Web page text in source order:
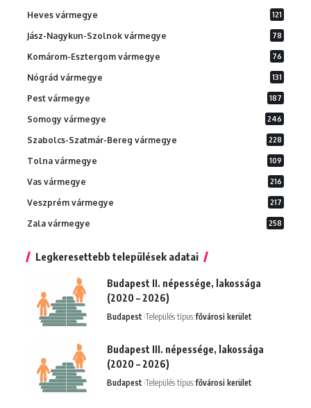
Heves vármegye 121
Jász-Nagykun-Szolnok vármegye 78
Komárom-Esztergom vármegye 76
Nógrád vármegye 131
Pest vármegye 187
Somogy vármegye 246
Szabolcs-Szatmár-Bereg vármegye 228
Tolna vármegye 109
Vas vármegye 216
Veszprém vármegye 217
Zala vármegye 258
Legkeresettebb települések adatai
Budapest II. népessége, lakossága
(2020 – 2026)
Budapest Település típus:fővárosi kerület
Budapest III. népessége, lakossága
(2020 – 2026)
Budapest Település típus:fővárosi kerület